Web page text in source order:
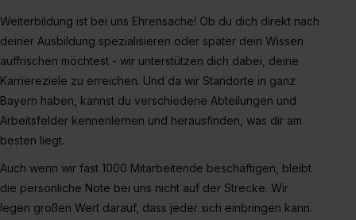
Weiterbildung ist bei uns Ehrensache! Ob du dich direkt nach
deiner Ausbildung spezialisieren oder später dein Wissen
auffrischen möchtest - wir unterstützen dich dabei, deine
Karriereziele zu erreichen. Und da wir Standorte in ganz
Bayern haben, kannst du verschiedene Abteilungen und
Arbeitsfelder kennenlernen und herausfinden, was dir am
besten liegt.
Auch wenn wir fast 1000 Mitarbeitende beschäftigen, bleibt
die persönliche Note bei uns nicht auf der Strecke. Wir
legen großen Wert darauf, dass jeder sich einbringen kann.